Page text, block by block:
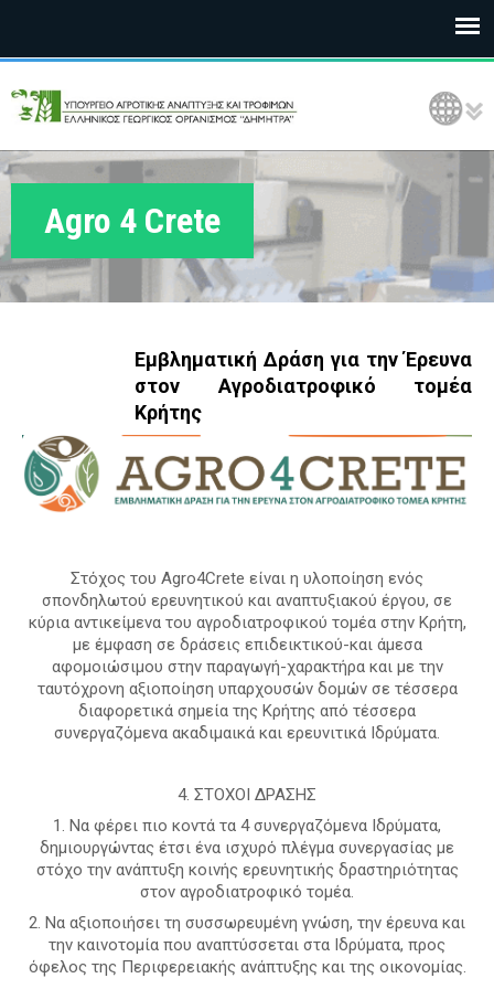
Ε
Λ
Γ
Δ
Η
Τ
Ρ
Language Selection
Agro 4 Crete
Εμβληματική Δράση για την Έρευνα
στον Αγροδιατροφικό τομέα
Κρήτης
Στόχος του Agro4Crete είναι η υλοποίηση ενός
σπονδηλωτού ερευνητικού και αναπτυξιακού έργου, σε
κύρια αντικείμενα του αγροδιατροφικού τομέα στην Κρήτη,
με έμφαση σε δράσεις επιδεικτικού-και άμεσα
αφομοιώσιμου στην παραγωγή-χαρακτήρα και με την
ταυτόχρονη αξιοποίηση υπαρχουσών δομών σε τέσσερα
διαφορετικά σημεία της Κρήτης από τέσσερα
συνεργαζόμενα ακαδιμαικά και ερευνιτικά Ιδρύματα.
4. ΣΤΟΧΟΙ ΔΡΑΣΗΣ
1. Να φέρει πιο κοντά τα 4 συνεργαζόμενα Ιδρύματα,
δημιουργώντας έτσι ένα ισχυρό πλέγμα συνεργασίας με
στόχο την ανάπτυξη κοινής ερευνητικής δραστηριότητας
στον αγροδιατροφικό τομέα.
2. Να αξιοποιήσει τη συσσωρευμένη γνώση, την έρευνα και
την καινοτομία που αναπτύσσεται στα Ιδρύματα, προς
όφελος της Περιφερειακής ανάπτυξης και της οικονομίας.